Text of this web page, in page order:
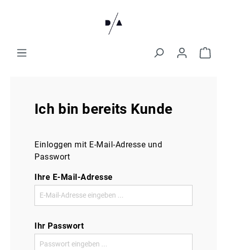
Ich bin bereits Kunde
Einloggen mit E-Mail-Adresse und
Passwort
Ihre E-Mail-Adresse
Ihr Passwort